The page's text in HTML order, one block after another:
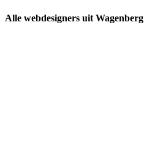
Alle webdesigners uit Wagenberg